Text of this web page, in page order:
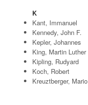
K
Kant, Immanuel
Kennedy, John F.
Kepler, Johannes
King, Martin Luther
Kipling, Rudyard
Koch, Robert
Kreuztberger, Mario